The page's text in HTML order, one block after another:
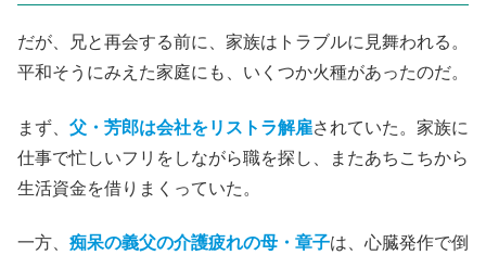
だが、兄と再会する前に、家族はトラブルに見舞われる。
平和そうにみえた家庭にも、いくつか火種があったのだ。
まず、 父・芳郎は会社をリストラ解雇されていた。家族に
仕事で忙しいフリをしながら職を探し、またあちこちから
生活資金を借りまくっていた。
一方、 痴呆の義父の介護疲れの母・章子は、心臓発作で倒